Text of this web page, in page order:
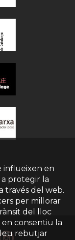
influeixen en
a protegir la
través del web.
per millorar
del lloc
consentiu la
rebutjar